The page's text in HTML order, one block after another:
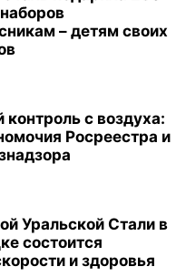
– детям своих
с воздуха:
Росреестра и
Уральской Стали в
состоится
и здоровья